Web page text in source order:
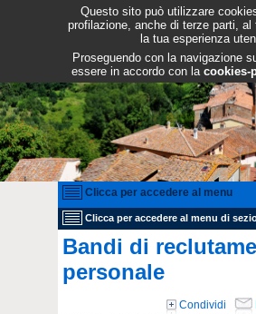
Questo sito può utilizzare
profilazione, anche di terze parti, al
la tua esperienza
Proseguendo con la navigazione
essere in accordo con la cookies-
Clicca per accedere al menu
Clicca per accedere al menu di
Bandi di
personale
Condividi